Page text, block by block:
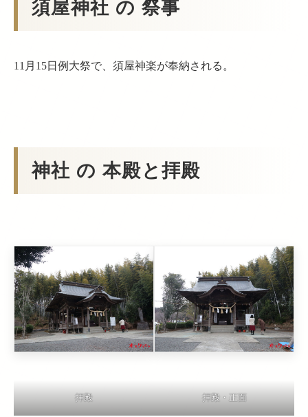
須屋神社 の 祭事
11月15日例大祭で、須屋神楽が奉納される。
神社 の 本殿と拝殿
拝殿 拝殿・正面